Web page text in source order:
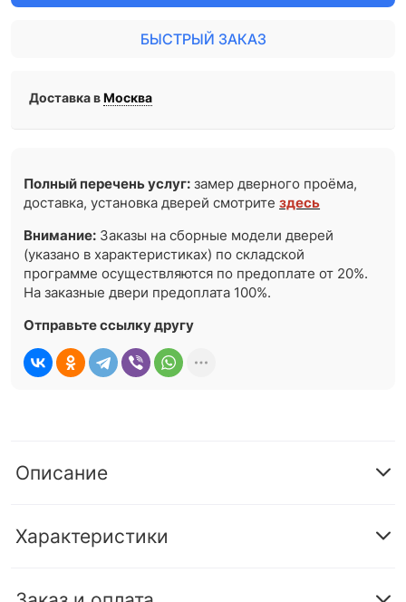
БЫСТРЫЙ ЗАКАЗ
Доставка вМосква
Полный перечень услуг: замер дверного проёма,
доставка, установка дверей смотритездесь
Внимание: Заказы на сборные модели дверей
(указано в характеристиках) по складской
программе осуществляются по предоплате от 20%.
На заказные двери предоплата 100%.
Отправьте ссылку другу
Описание
Характеристики